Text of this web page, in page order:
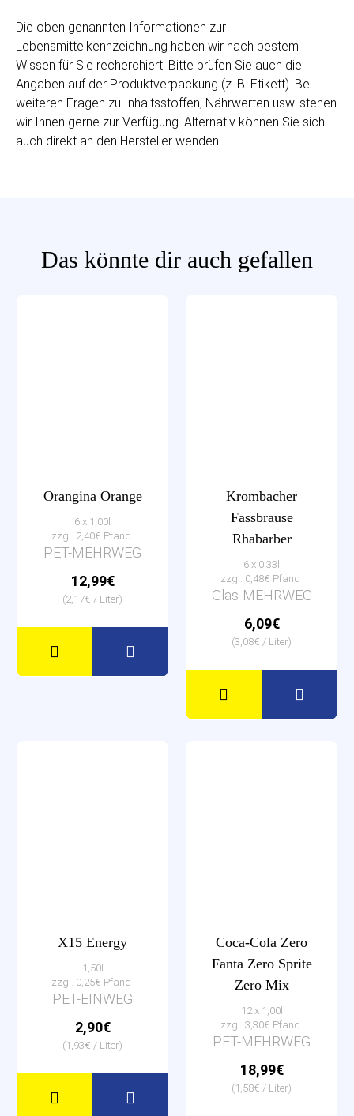
Die oben genannten Informationen zur
Lebensmittelkennzeichnung haben wir nach bestem
Wissen für Sie recherchiert. Bitte prüfen Sie auch die
Angaben auf der Produktverpackung (z. B. Etikett). Bei
weiteren Fragen zu Inhaltsstoffen, Nährwerten usw. stehen
wir Ihnen gerne zur Verfügung. Alternativ können Sie sich
auch direkt an den Hersteller wenden.
Das könnte dir auch gefallen
Orangina Orange
6 x 1,00l
zzgl. 2,40€ Pfand
PET-MEHRWEG
12,99€
(2,17€ / Liter)
Krombacher
Fassbrause
Rhabarber
6 x 0,33l
zzgl. 0,48€ Pfand
Glas-MEHRWEG
6,09€
(3,08€ / Liter)
X15 Energy
1,50l
zzgl. 0,25€ Pfand
PET-EINWEG
2,90€
(1,93€ / Liter)
Coca-Cola Zero
Fanta Zero Sprite
Zero Mix
12 x 1,00l
zzgl. 3,30€ Pfand
PET-MEHRWEG
18,99€
(1,58€ / Liter)